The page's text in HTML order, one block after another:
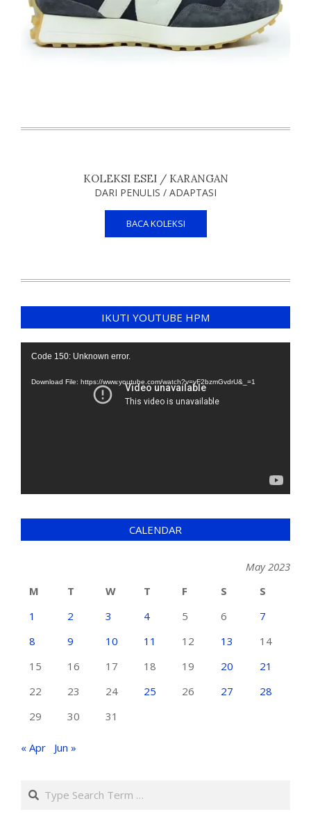
KOLEKSI ESEI / KARANGAN
DARI PENULIS / ADAPTASI
BACA KOLEKSI
IKUTI YOUTUBE HPM
Video
Code 150: Unknown error.
Download File: https://www.youtube.com/watch?v=yF2bzmGvdrU&_=1
CALENDAR
May 2023
M
T W T F S
S
1
2 3 4 5 6
7
8
9 10 11 12 13
14
15
16 17 18 19 20
21
22
23 24 25 26 27
28
29
30 31
« Apr Jun »